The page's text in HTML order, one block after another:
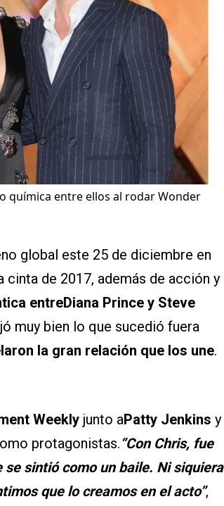
química entre ellos al rodar Wonder
global este 25 de diciembre en
cinta de 2017, además de acción y
entreDiana Prince y Steve
muy bien lo que sucedió fuera
la gran relación que los une.
Weekly junto aPatty Jenkins y
protagonistas.“Con Chris, fue
sintió como un baile. Ni siquiera
que lo creamos en el acto”,